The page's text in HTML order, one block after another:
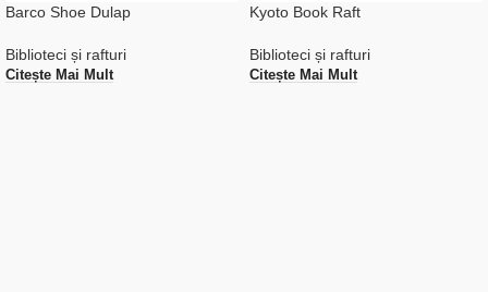
Barco Shoe Dulap
Biblioteci și rafturi
Citește Mai Mult
Kyoto Book Raft
Biblioteci și rafturi
Citește Mai Mult